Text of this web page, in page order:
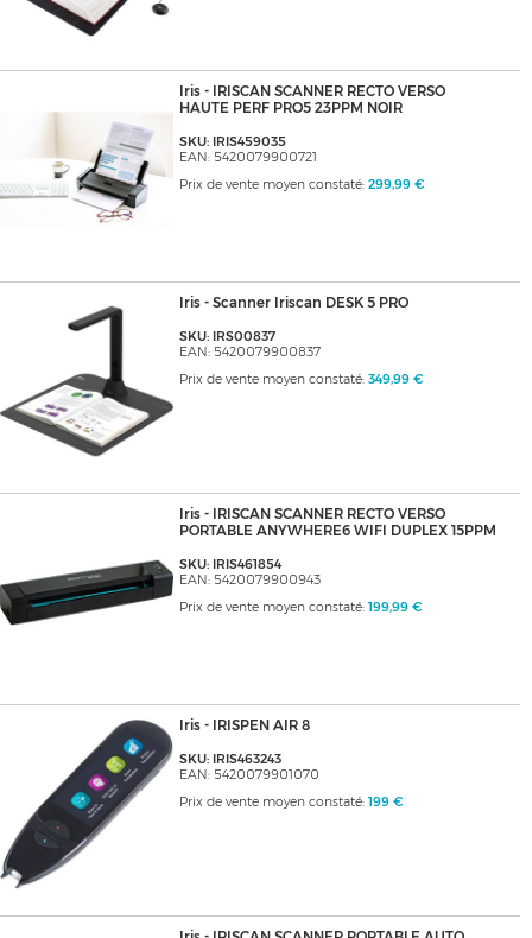
Iris - IRISCAN SCANNER RECTO VERSO
HAUTE PERF PRO5 23PPM NOIR
SKU: IRIS459035
EAN: 5420079900721
Prix de vente moyen constaté: 299,99 €
Iris - Scanner Iriscan DESK 5 PRO
SKU: IRS00837
EAN: 5420079900837
Prix de vente moyen constaté: 349,99 €
Iris - IRISCAN SCANNER RECTO VERSO
PORTABLE ANYWHERE6 WIFI DUPLEX 15PPM
SKU: IRIS461854
EAN: 5420079900943
Prix de vente moyen constaté: 199,99 €
Iris - IRISPEN AIR 8
SKU: IRIS463243
EAN: 5420079901070
Prix de vente moyen constaté: 199 €